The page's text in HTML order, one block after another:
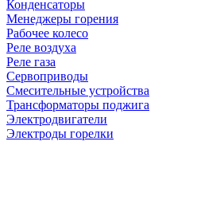
Конденсаторы
Менеджеры горения
Рабочее колесо
Реле воздухa
Реле газа
Сервоприводы
Смесительные устройства
Трансформаторы поджига
Электродвигатели
Электроды горелки